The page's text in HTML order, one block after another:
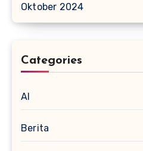
Oktober 2024
Categories
AI
Berita